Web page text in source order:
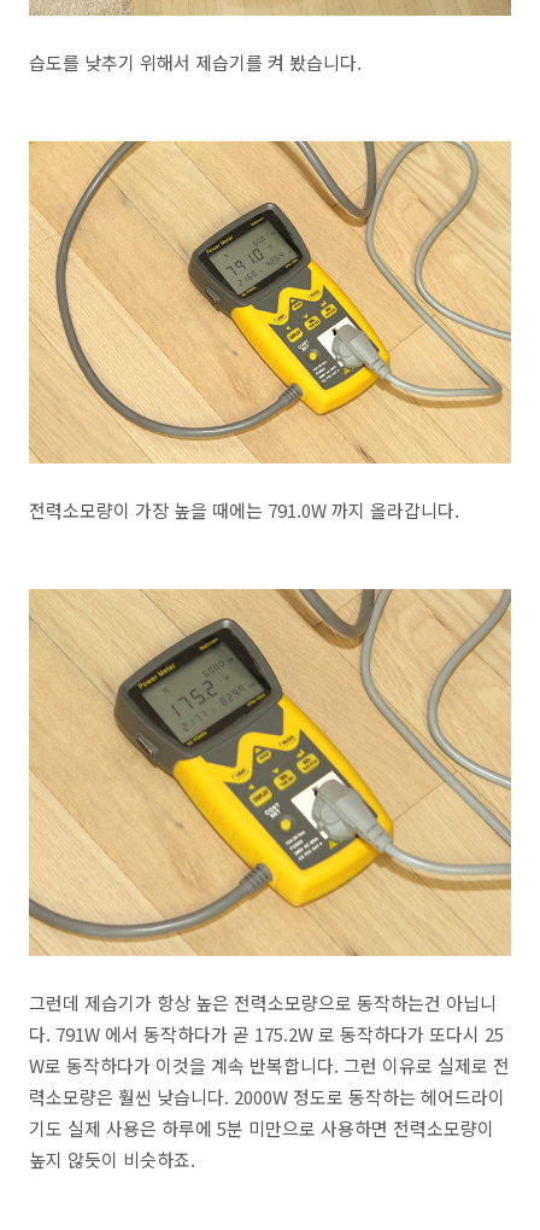
습도를 낮추기 위해서 제습기를 켜 봤습니다.
전력소모량이 가장 높을 때에는 791.0W 까지 올라갑니다.
그런데 제습기가 항상 높은 전력소모량으로 동작하는건 아닙니
다. 791W 에서 동작하다가 곧 175.2W 로 동작하다가 또다시 25
W로 동작하다가 이것을 계속 반복합니다. 그런 이유로 실제로 전
력소모량은 훨씬 낮습니다. 2000W 정도로 동작하는 헤어드라이
기도 실제 사용은 하루에 5분 미만으로 사용하면 전력소모량이
높지 않듯이 비슷하죠.